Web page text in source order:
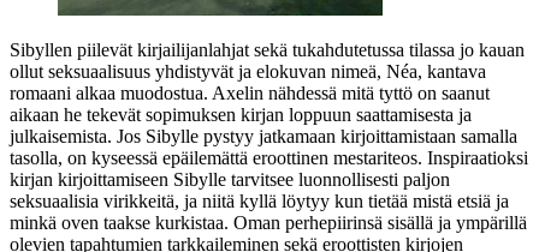
Sibyllen piilevät kirjailijanlahjat sekä tukahdutetussa tilassa jo kauan
ollut seksuaalisuus yhdistyvät ja elokuvan nimeä, Néa, kantava
romaani alkaa muodostua. Axelin nähdessä mitä tyttö on saanut
aikaan he tekevät sopimuksen kirjan loppuun saattamisesta ja
julkaisemista. Jos Sibylle pystyy jatkamaan kirjoittamistaan samalla
tasolla, on kyseessä epäilemättä eroottinen mestariteos. Inspiraatioksi
kirjan kirjoittamiseen Sibylle tarvitsee luonnollisesti paljon
seksuaalisia virikkeitä, ja niitä kyllä löytyy kun tietää mistä etsiä ja
minkä oven taakse kurkistaa. Oman perhepiirinsä sisällä ja ympärillä
olevien tapahtumien tarkkaileminen sekä eroottisten kirjojen